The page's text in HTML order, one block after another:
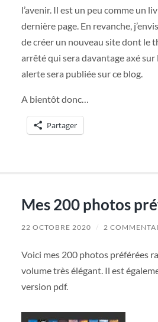
l’avenir. Il est un peu comme un
dernière page. En revanche,
de créer un nouveau site dont le
arrêté qui sera davantage axé
alerte sera publiée sur ce blog.
A bientôt donc…
Partager
Mes 200 photos
22 OCTOBRE 2020 / 2
Voici mes 200 photos préférées
volume très élégant. Il est
version pdf.